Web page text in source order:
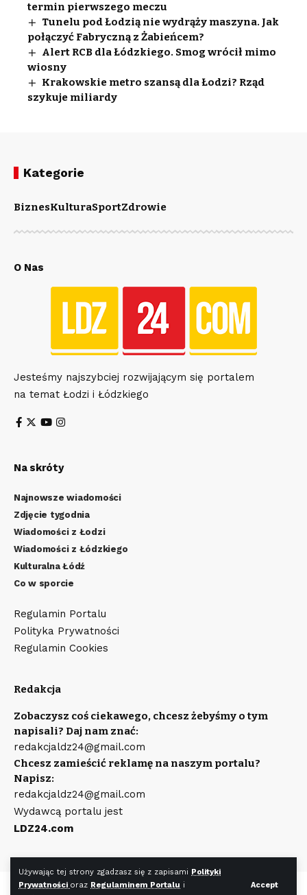
Używając tej strony zgadzasz się z zapisami Polityki
Prywatności oraz Regulaminem Portalu i
Accept
termin pierwszego meczu
Tunelu pod Łodzią nie wydrąży maszyna. Jak
połączyć Fabryczną z Żabieńcem?
Alert RCB dla Łódzkiego. Smog wrócił mimo
wiosny
Krakowskie metro szansą dla Łodzi? Rząd
szykuje miliardy
Kategorie
BiznesKulturaSportZdrowie
O Nas
Jesteśmy najszybciej rozwijającym się portalem
na temat Łodzi i Łódzkiego
Na skróty
Najnowsze wiadomości
Zdjęcie tygodnia
Wiadomości z Łodzi
Wiadomości z Łódzkiego
Kulturalna Łódź
Co w sporcie
Regulamin Portalu
Polityka Prywatności
Regulamin Cookies
Redakcja
Zobaczysz coś ciekawego, chcesz żebyśmy o tym
napisali? Daj nam znać:
redakcjaldz24@gmail.com
Chcesz zamieścić reklamę na naszym portalu?
Napisz:
redakcjaldz24@gmail.com
Wydawcą portalu jest
LDZ24.com
©LDZ24.com Wszystkie prawa zastrzeżone. Wykonanie strony